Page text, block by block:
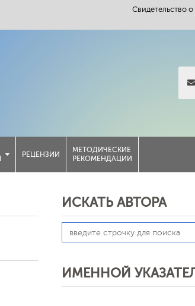
Свидетельство
РЕЦЕНЗИИ
МЕТОДИЧЕСКИЕ
РЕКОМЕНДАЦИИ
ИСКАТЬ АВТОРА
ИМЕННОЙ